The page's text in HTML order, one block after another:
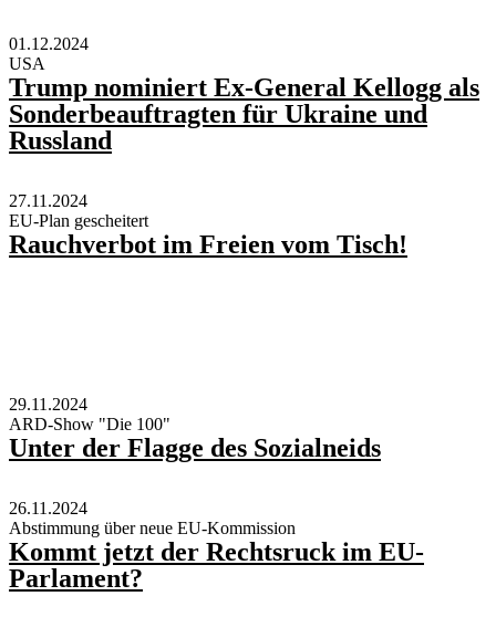
01.12.2024
USA
Trump nominiert Ex-General Kellogg als
Sonderbeauftragten für Ukraine und
Russland
27.11.2024
EU-Plan gescheitert
Rauchverbot im Freien vom Tisch!
29.11.2024
ARD-Show "Die 100"
Unter der Flagge des Sozialneids
26.11.2024
Abstimmung über neue EU-Kommission
Kommt jetzt der Rechtsruck im EU-
Parlament?